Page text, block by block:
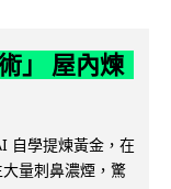
」 屋內煉
自學提煉黃金，在
量刺鼻濃煙，驚